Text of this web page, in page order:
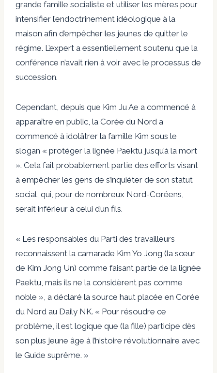
grande famille socialiste et utiliser les mères pour
intensifier l’endoctrinement idéologique à la
maison afin d’empêcher les jeunes de quitter le
régime. L’expert a essentiellement soutenu que la
conférence n’avait rien à voir avec le processus de
succession.
Cependant, depuis que Kim Ju Ae a commencé à
apparaître en public, la Corée du Nord a
commencé à idolâtrer la famille Kim sous le
slogan « protéger la lignée Paektu jusqu’à la mort
». Cela fait probablement partie des efforts visant
à empêcher les gens de s’inquiéter de son statut
social, qui, pour de nombreux Nord-Coréens,
serait inférieur à celui d’un fils.
« Les responsables du Parti des travailleurs
reconnaissent la camarade Kim Yo Jong (la sœur
de Kim Jong Un) comme faisant partie de la lignée
Paektu, mais ils ne la considèrent pas comme
noble », a déclaré la source haut placée en Corée
du Nord au Daily NK. « Pour résoudre ce
problème, il est logique que (la fille) participe dès
son plus jeune âge à l’histoire révolutionnaire avec
le Guide suprême. »